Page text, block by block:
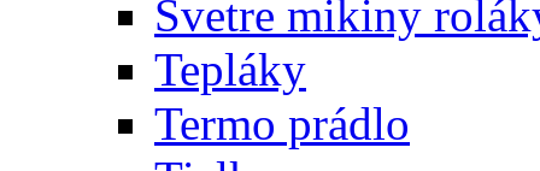
Svetre mikiny
Tepláky
Termo prádlo